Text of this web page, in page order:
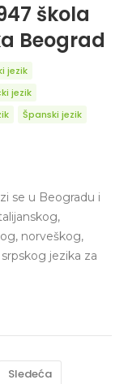
škola
Beograd
jezik
jezik
Španski jezik
se u Beogradu i
norveškog,
jezika za
Sledeća